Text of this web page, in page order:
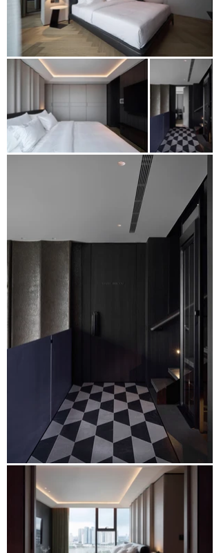
thuần là chốn về, mà là một tuyên ngôn về
chính con người họ.